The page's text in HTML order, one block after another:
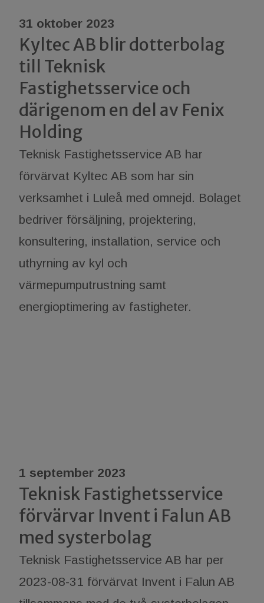
31 oktober 2023
Kyltec AB blir dotterbolag
till Teknisk
Fastighetsservice och
därigenom en del av Fenix
Holding
Teknisk Fastighetsservice AB har
förvärvat Kyltec AB som har sin
verksamhet i Luleå med omnejd. Bolaget
bedriver försäljning, projektering,
konsultering, installation, service och
uthyrning av kyl och
värmepumputrustning samt
energioptimering av fastigheter.
1 september 2023
Teknisk Fastighetsservice
förvärvar Invent i Falun AB
med systerbolag
Teknisk Fastighetsservice AB har per
2023-08-31 förvärvat Invent i Falun AB